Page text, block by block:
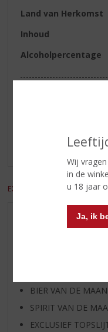
Wij
in de
u 18 jaar
Ja, ik
Land van Herkomst
Inhoud
Alcoholpercentage
Er zijn nog geen
EXCL. BTW INCL.
AANBIEDINGEN
BIER VAN DE
SPIRIT VAN DE
EXCLUSIEF